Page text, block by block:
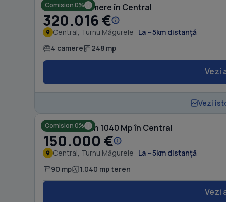
Comision 0%
Casă cu 4 camere în Central
320.016 €
Central, Turnu Măgurele La ~5km distanță
4 camere 248 mp
Vezi
Vezi
Comision 0%
Casă cu Teren 1040 Mp în Central
150.000 €
Central, Turnu Măgurele La ~5km distanță
90 mp 1.040 mp teren
Vezi